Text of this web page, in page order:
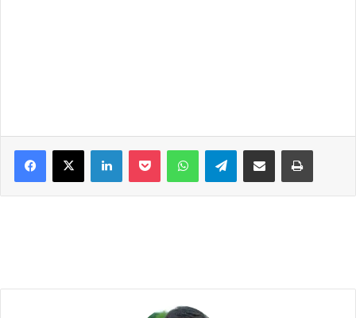
Facebook
X LinkedInPocket WhatsAppTelegramShare via Email Print